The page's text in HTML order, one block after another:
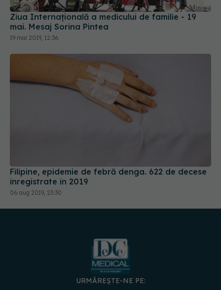
19 mai 2019, 12:36
URMĂREȘTE-NE PE:
DESCARCĂ APLICAȚIA